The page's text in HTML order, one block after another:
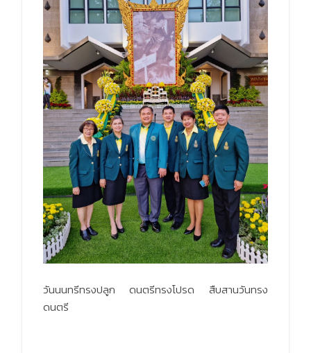
วันนนทรีทรงปลูก ดนตรีทรงโปรด สืบสานวันทรง
ดนตรี